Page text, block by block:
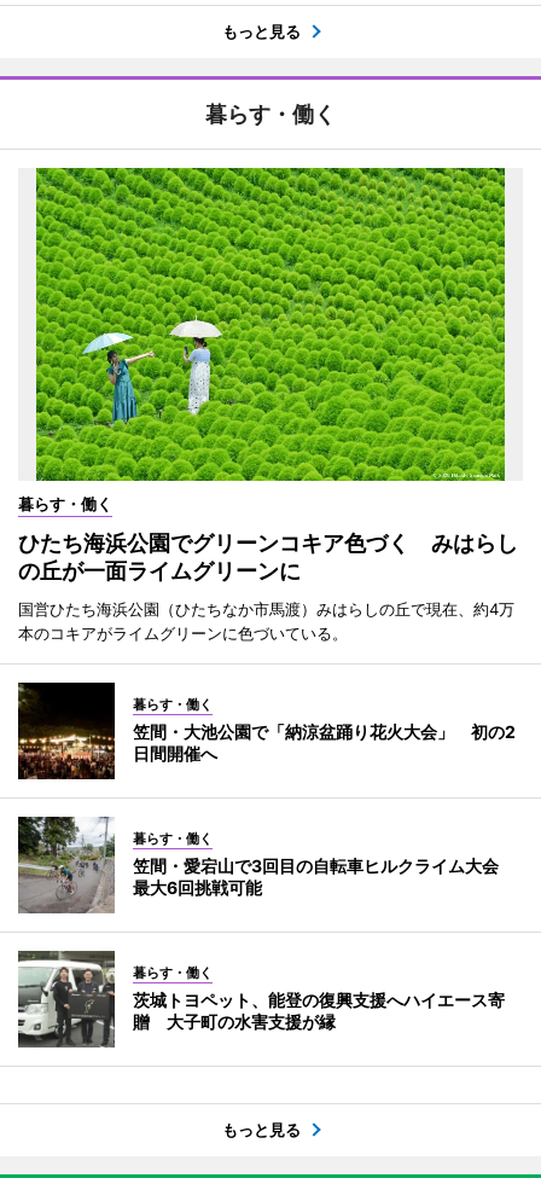
もっと見る
暮らす・働く
暮らす・働く
ひたち海浜公園でグリーンコキア色づく みはらし
の丘が一面ライムグリーンに
国営ひたち海浜公園（ひたちなか市馬渡）みはらしの丘で現在、約4万
本のコキアがライムグリーンに色づいている。
暮らす・働く
笠間・大池公園で「納涼盆踊り花火大会」 初の2
日間開催へ
暮らす・働く
笠間・愛宕山で3回目の自転車ヒルクライム大会
最大6回挑戦可能
暮らす・働く
茨城トヨペット、能登の復興支援へハイエース寄
贈 大子町の水害支援が縁
もっと見る